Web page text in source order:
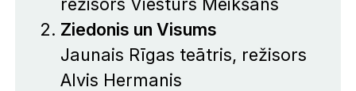
Ziedonis un Visums
Jaunais Rīgas teātris, režisors
Alvis Hermanis